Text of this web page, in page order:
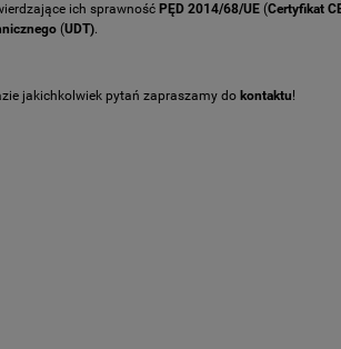
ich sprawność PĘD 2014/68/UE (Certyfikat
(UDT).
jakichkolwiek pytań zapraszamy do kontaktu!